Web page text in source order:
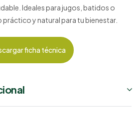
Ideales para jugos, batidos o
práctico y natural para tu bienestar.
ficha técnica